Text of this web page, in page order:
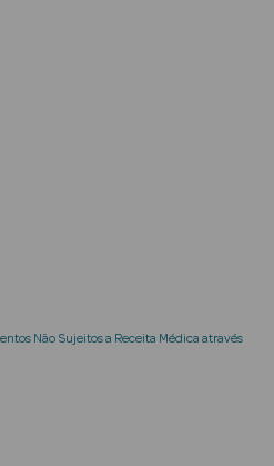
Não Sujeitos a Receita Médica através